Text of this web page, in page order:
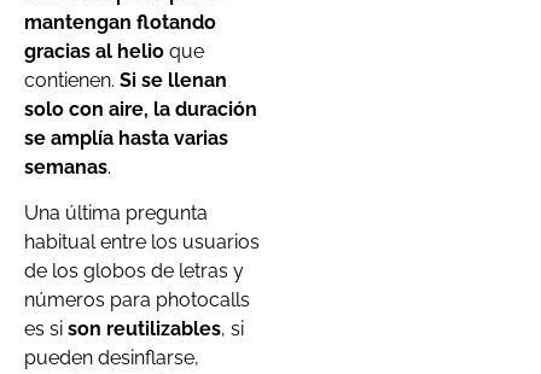
mantengan flotando
gracias al helio que
contienen. Si se llenan
solo con aire, la duración
se amplía hasta varias
semanas.
Una última pregunta
habitual entre los usuarios
de los globos de letras y
números para photocalls
es si son reutilizables, si
pueden desinflarse,